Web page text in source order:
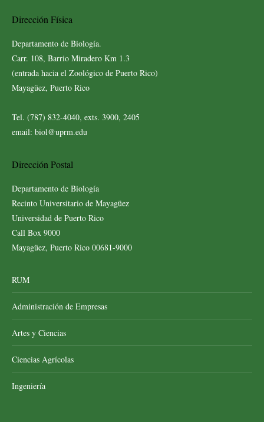
Dirección Física
Departamento de Biología.
Carr. 108, Barrio Miradero Km 1.3
(entrada hacia el Zoológico de Puerto Rico)
Mayagüez, Puerto Rico
Tel. (787) 832-4040, exts. 3900, 2405
email: biol@uprm.edu
Dirección Postal
Departamento de Biología
Recinto Universitario de Mayagüez
Universidad de Puerto Rico
Call Box 9000
Mayagüez, Puerto Rico 00681-9000
RUM
Administración de Empresas
Artes y Ciencias
Ciencias Agrícolas
Ingeniería